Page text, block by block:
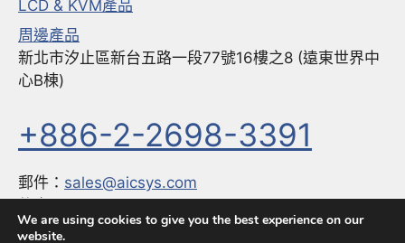
LCD & KVM產品
周邊產品
新北市汐止區新台五路一段77號16樓之8 (遠東世界中
心B棟)
+886-2-2698-3391
郵件： sales@aicsys.com
傳真：+886-2-2698-3291
We are using cookies to give you the best experience on our
website.